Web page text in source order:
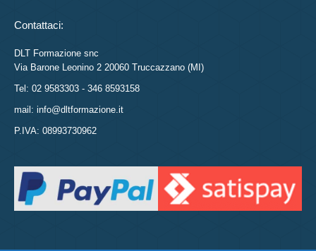
Contattaci:
DLT Formazione snc
Via Barone Leonino 2 20060 Truccazzano (MI)
Tel: 02 9583303 - 346 8593158
mail: info@dltformazione.it
P.IVA: 08993730962